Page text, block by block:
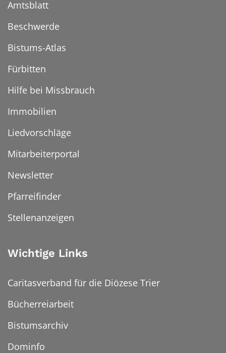
Amtsblatt
Beschwerde
Bistums-Atlas
Fürbitten
Hilfe bei Missbrauch
Immobilien
Liedvorschläge
Mitarbeiterportal
Newsletter
Pfarreifinder
Stellenanzeigen
Wichtige Links
Caritasverband für die Diözese Trier
Bücherreiarbeit
Bistumsarchiv
Dominfo